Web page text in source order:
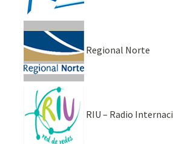
Regional Norte
RIU – Radio